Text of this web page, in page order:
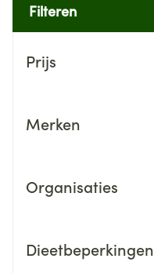
Filteren
Prijs
Merken
Organisaties
Dieetbeperkingen